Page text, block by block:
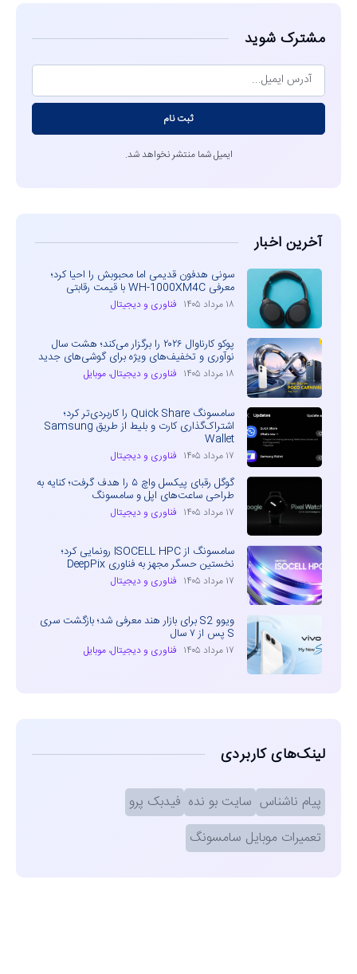
مشترک شوید
ثبت نام
ایمیل شما منتشر نخواهد شد.
آخرین اخبار
سونی هدفون قدیمی اما محبوبش را احیا کرد؛
معرفی WH-1000XM4C با قیمت رقابتی
۱۸ مرداد ۱۴۰۵ فناوری و دیجیتال
پوکو کارناوال ۲۰۲۶ را برگزار می‌کند؛ هشت سال
نوآوری و تخفیف‌های ویژه برای گوشی‌های جدید
۱۸ مرداد ۱۴۰۵ فناوری و دیجیتال، موبایل
سامسونگ Quick Share را کاربردی‌تر کرد؛
اشتراک‌گذاری کارت و بلیط از طریق Samsung
Wallet
۱۷ مرداد ۱۴۰۵ فناوری و دیجیتال
گوگل رقبای پیکسل واچ ۵ را هدف گرفت؛ کنایه به
طراحی ساعت‌های اپل و سامسونگ
۱۷ مرداد ۱۴۰۵ فناوری و دیجیتال
سامسونگ از ISOCELL HPC رونمایی کرد؛
نخستین حسگر مجهز به فناوری DeepPix
۱۷ مرداد ۱۴۰۵ فناوری و دیجیتال
ویوو S2 برای بازار هند معرفی شد؛ بازگشت سری
S پس از ۷ سال
۱۷ مرداد ۱۴۰۵ فناوری و دیجیتال، موبایل
لینک‌های کاربردی
پیام ناشناس سایت بو نده فیدبک پرو
تعمیرات موبایل سامسونگ